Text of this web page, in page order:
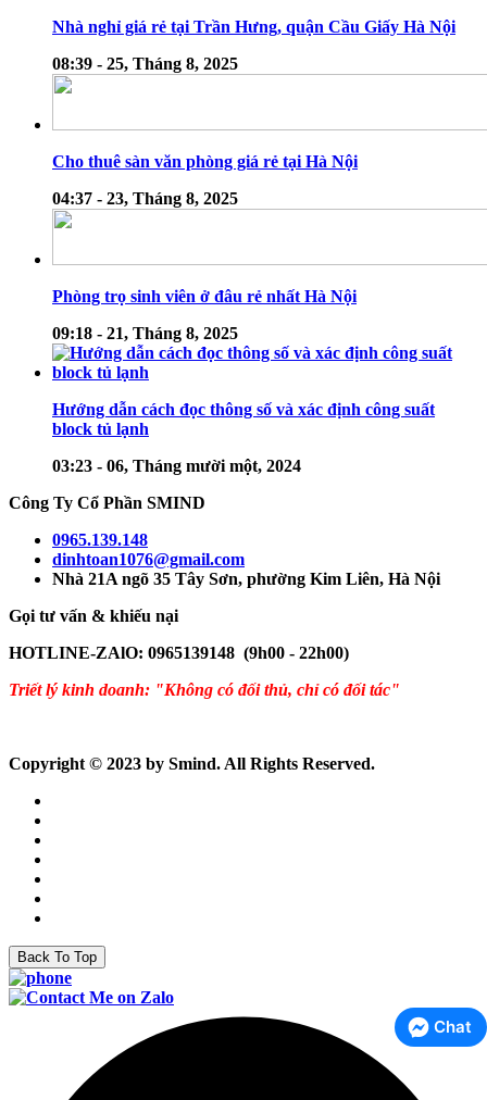
Nhà nghỉ giá rẻ tại Trần Hưng, quận Cầu Giấy Hà Nội
08:39 - 25, Tháng 8, 2025
Cho thuê sàn văn phòng giá rẻ tại Hà Nội
04:37 - 23, Tháng 8, 2025
Phòng trọ sinh viên ở đâu rẻ nhất Hà Nội
09:18 - 21, Tháng 8, 2025
Hướng dẫn cách đọc thông số và xác định công suất
block tủ lạnh
03:23 - 06, Tháng mười một, 2024
Công Ty Cổ Phần SMIND
0965.139.148
dinhtoan1076@gmail.com
Nhà 21A ngõ 35 Tây Sơn, phường Kim Liên, Hà Nội
Gọi tư vấn & khiếu nại
HOTLINE-ZAlO: 0965139148 (9h00 - 22h00)
Triết lý kinh doanh: "Không có đối thủ, chỉ có đối tác"
Copyright © 2023 by Smind. All Rights Reserved.
Back To Top
Chat